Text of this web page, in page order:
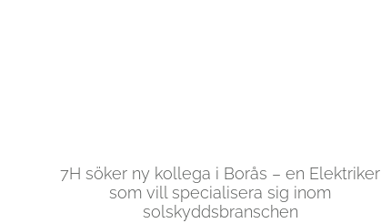
7H söker ny kollega i Borås – en Elektriker
som vill specialisera sig inom
solskyddsbranschen